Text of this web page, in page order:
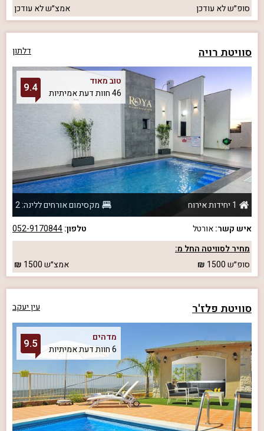
סופ״שלא עודכן אמצ״שלא עודכן
סוויטת רויה דלתון
טוב מאוד
46 חוות דעת אמיתיות
9.4
1 יחידות אירוח
מקסימום אורחים ללינה: 2
איש קשר:אורטל טלפון:052-9170844
מחיר לסוויטה החל מ:
סופ״ש1500 אמצ״ש1500
סוויטת פלז'ר עין יעקב
מדהים
6 חוות דעת אמיתיות
9.5